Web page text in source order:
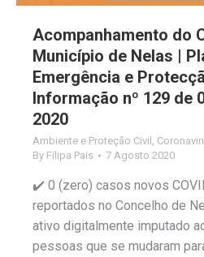
Acompanhamento do
Município de Nelas |
Emergência e
Informação nº 129 de
2020
Ambiente e Proteção Civil
By Filipa Pais 7 Agosto 2020
✔️ 0 (zero) casos novos
reportados no Concelho de
ativo digitalmente imputado
pessoas que se mudaram